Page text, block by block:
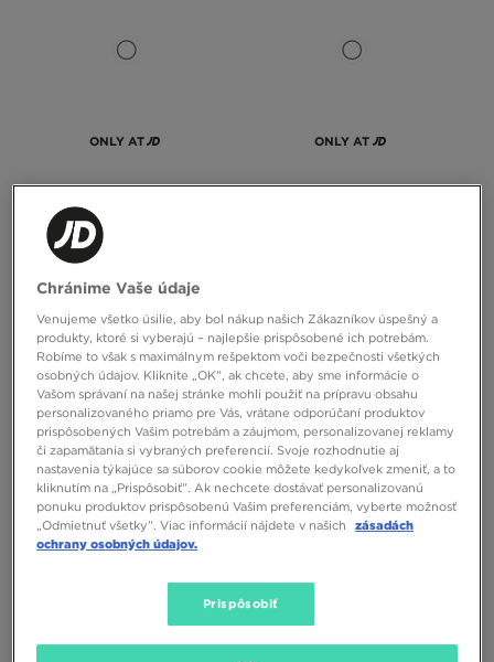
ONLY AT
NEW BALANCE MIKINA LS POLO
ONLY AT
ONLY AT
65,00 €
Chránime Vaše údaje
Venujeme všetko úsilie, aby bol nákup našich Zákazníkov úspešný a
produkty, ktoré si vyberajú – najlepšie prispôsobené ich potrebám.
Robíme to však s maximálnym rešpektom voči bezpečnosti všetkých
osobných údajov. Kliknite „OK”, ak chcete, aby sme informácie o
Vašom správaní na našej stránke mohli použiť na prípravu obsahu
personalizovaného priamo pre Vás, vrátane odporúčaní produktov
prispôsobených Vašim potrebám a záujmom, personalizovanej reklamy
či zapamätania si vybraných preferencií. Svoje rozhodnutie aj
nastavenia týkajúce sa súborov cookie môžete kedykoľvek zmeniť, a to
kliknutím na „Prispôsobiť”. Ak nechcete dostávať personalizovanú
ponuku produktov prispôsobenú Vašim preferenciám, vyberte možnosť
„Odmietnuť všetky”. Viac informácií nájdete v našich
zásadách
ochrany osobných údajov.
Prispôsobiť